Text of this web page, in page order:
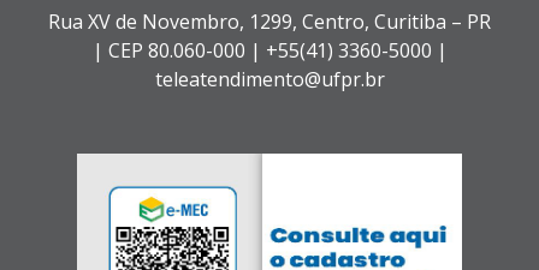
Rua XV de Novembro, 1299, Centro, Curitiba – PR
| CEP 80.060-000 | +55(41) 3360-5000 |
teleatendimento@ufpr.br